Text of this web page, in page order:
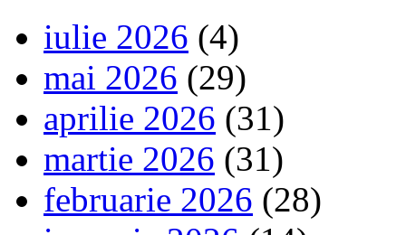
iulie 2026 (4)
mai 2026 (29)
aprilie 2026 (31)
martie 2026 (31)
februarie 2026 (28)